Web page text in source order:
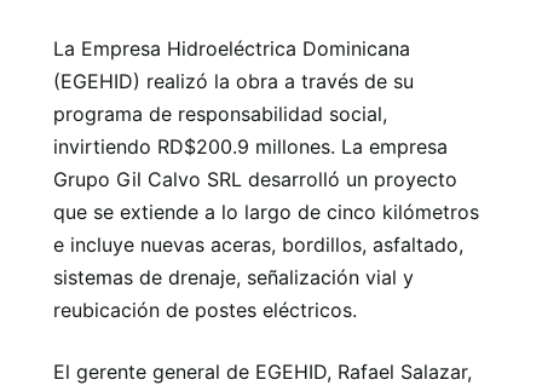
La Empresa Hidroeléctrica Dominicana
(EGEHID) realizó la obra a través de su
programa de responsabilidad social,
invirtiendo RD$200.9 millones. La empresa
Grupo Gil Calvo SRL desarrolló un proyecto
que se extiende a lo largo de cinco kilómetros
e incluye nuevas aceras, bordillos, asfaltado,
sistemas de drenaje, señalización vial y
reubicación de postes eléctricos.
El gerente general de EGEHID, Rafael Salazar,